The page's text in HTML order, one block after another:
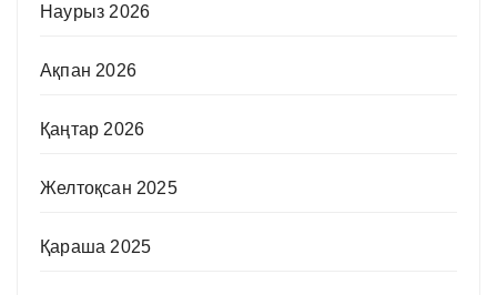
Наурыз 2026
Ақпан 2026
Қаңтар 2026
Желтоқсан 2025
Қараша 2025